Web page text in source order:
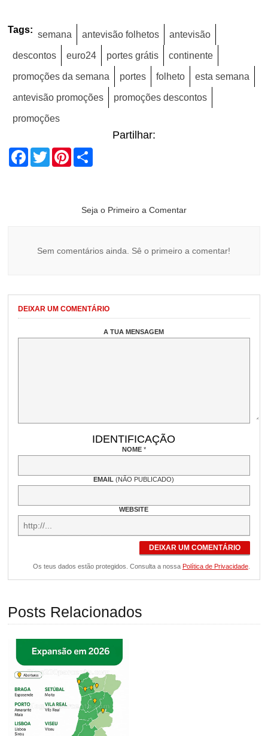
Tags: semana antevisão folhetos antevisão
descontos euro24 portes grátis continente
promoções da semana portes folheto esta semana
antevisão promoções promoções descontos
promoções
Partilhar:
Facebook
TwitterPinterest
Seja o Primeiro a Comentar
Sem comentários ainda. Sê o primeiro a comentar!
DEIXAR UM COMENTÁRIO
A TUA MENSAGEM
IDENTIFICAÇÃO
NOME *
EMAIL(NÃO PUBLICADO)
WEBSITE
DEIXAR UM COMENTÁRIO
Os teus dados estão protegidos. Consulta a nossa Política de Privacidade.
Posts Relacionados